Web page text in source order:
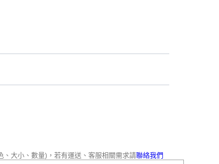
、大小、數量)，若有運送、客服相關需求請聯絡我們